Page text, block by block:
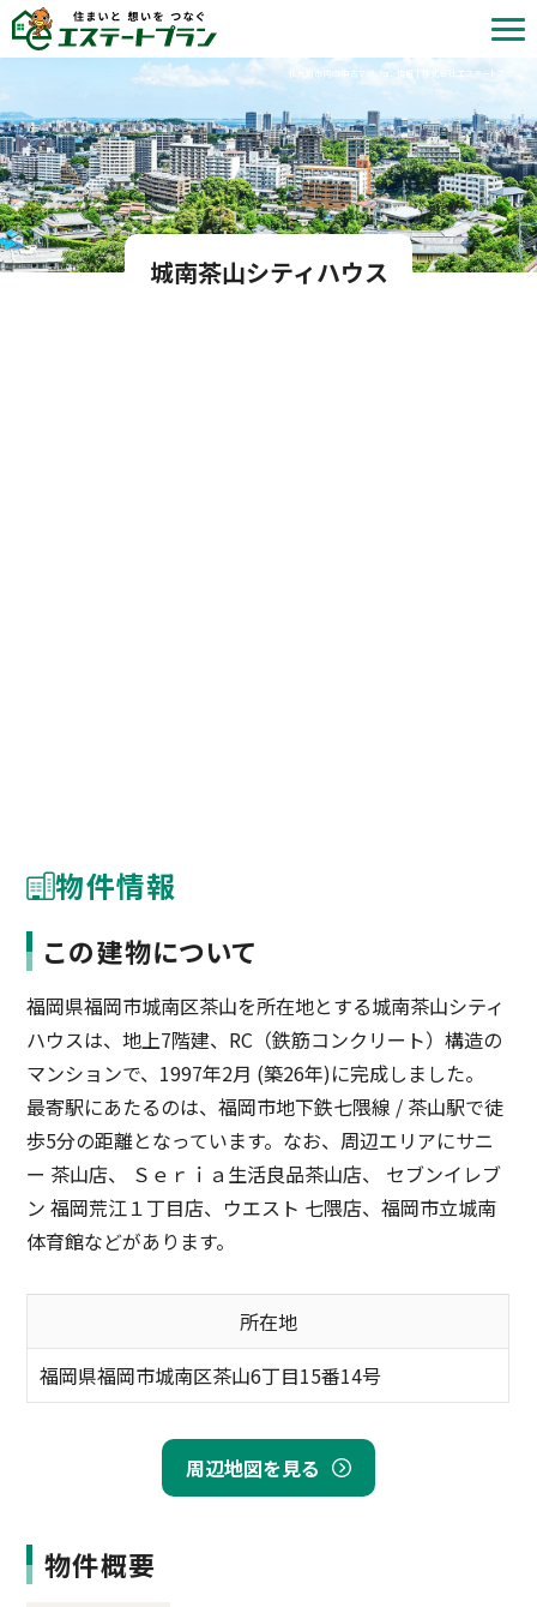
北九州市内の中古マンション情報 | 株式会社エステートプラン
城南茶山シティハウス
物件情報
この建物について
福岡県福岡市城南区茶山を所在地とする城南茶山シティ
ハウスは、地上7階建、RC（鉄筋コンクリート）構造の
マンションで、1997年2月 (築26年)に完成しました。
最寄駅にあたるのは、福岡市地下鉄七隈線 / 茶山駅で徒
歩5分の距離となっています。なお、周辺エリアにサニ
ー 茶山店、 Ｓｅｒｉａ生活良品茶山店、 セブンイレブ
ン 福岡荒江１丁目店、ウエスト 七隈店、福岡市立城南
体育館などがあります。
所在地
福岡県福岡市城南区茶山6丁目15番14号
周辺地図を見る
物件概要